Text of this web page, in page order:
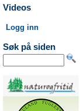
Videos
Logg inn
Søk på siden